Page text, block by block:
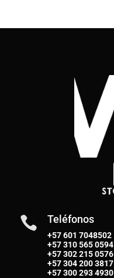
 Teléfonos
+57 601 7048502
+57310 565 0594
+57302 215 0576
+57304 200 3817
+57300 293 4930